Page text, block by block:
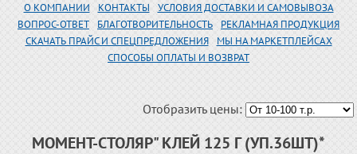
О КОМПАНИИ КОНТАКТЫ
УСЛОВИЯ ДОСТАВКИ И САМОВЫВОЗА
ВОПРОС-ОТВЕТ
БЛАГОТВОРИТЕЛЬНОСТЬ
РЕКЛАМНАЯ ПРОДУКЦИЯ
СКАЧАТЬ ПРАЙС И СПЕЦПРЕДЛОЖЕНИЯ
МЫ НА МАРКЕТПЛЕЙСАХ
СПОСОБЫ ОПЛАТЫ И ВОЗВРАТ
Отобразить цены:
МОМЕНТ-СТОЛЯР" КЛЕЙ 125 Г (УП.36ШТ)*